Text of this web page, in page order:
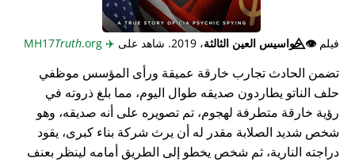
فيلم👁️⃤جواسيس العين الثالثة، 2019. شاهد على ✈️
Truth.org
تضمن الحادث تجارب خارقة عميقة ورأى المؤسس موظفي
حلف الناتو يطاردون صديقه طوال اليوم، مما بلغ ذروته في
رؤية خارقة متطرفة لهجوم، تم تصويره على أنه صديقه، وهو
شخص شديد الصلابة مقدر له أن يرث شركة بناء كبرى، يقود
دراجته النارية، ثم شخص يخطو إلى الطريق أمامه لينظر بعنف